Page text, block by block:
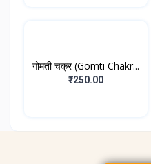
गोमती चक्र (Gomti Chakr...
₹250.00